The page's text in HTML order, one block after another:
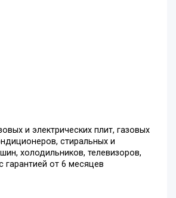
и электрических плит, газовых
стиральных и
холодильников, телевизоров,
от 6 месяцев